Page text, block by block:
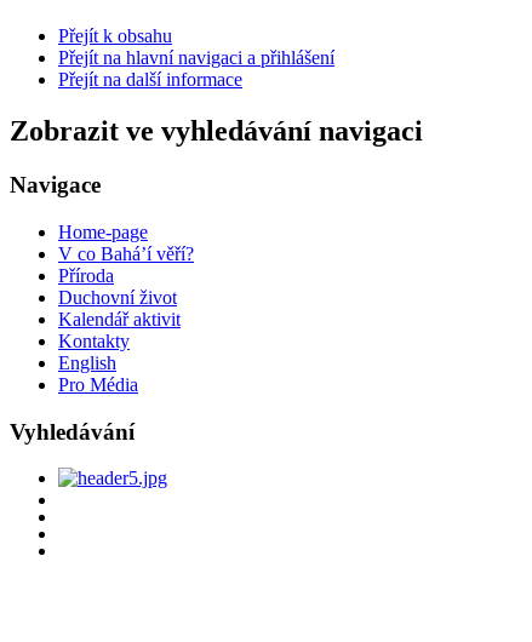
Přejít k obsahu
Přejít na hlavní navigaci a přihlášení
Přejít na další informace
Zobrazit ve vyhledávání navigaci
Navigace
Home-page
V co Bahá’í věří?
Příroda
Duchovní život
Kalendář aktivit
Kontakty
English
Pro Média
Vyhledávání